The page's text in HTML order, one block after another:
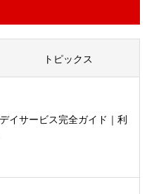
トピックス
イサービス完全ガイド｜利